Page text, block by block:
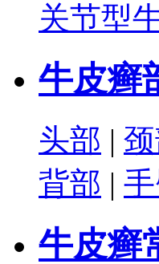
关节型
牛皮癣
头部 |
背部 |
牛皮癣